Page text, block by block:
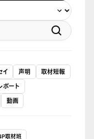
イ 声明
取材短報
ポート
動画
取材班